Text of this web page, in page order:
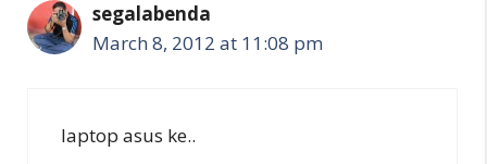
segalabenda
March 8, 2012 at 11:08 pm
laptop asus ke..